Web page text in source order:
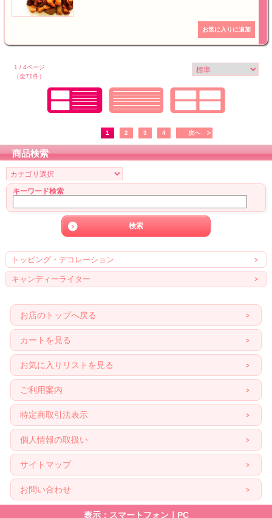
1 / 4ページ
（全71件）
1 2 3 4 次へ
商品検索
キーワード検索
トッピング・デコレーション
キャンディーライター
お店のトップへ戻る
カートを見る
お気に入りリストを見る
ご利用案内
特定商取引法表示
個人情報の取扱い
サイトマップ
お問い合わせ
表示：スマートフォン｜ PC